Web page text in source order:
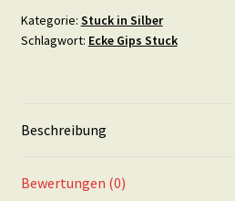
10
X
Silber
Kategorie: Stuck in Silber
Schlagwort: Ecke Gips Stuck
Beschreibung
Bewertungen (0)